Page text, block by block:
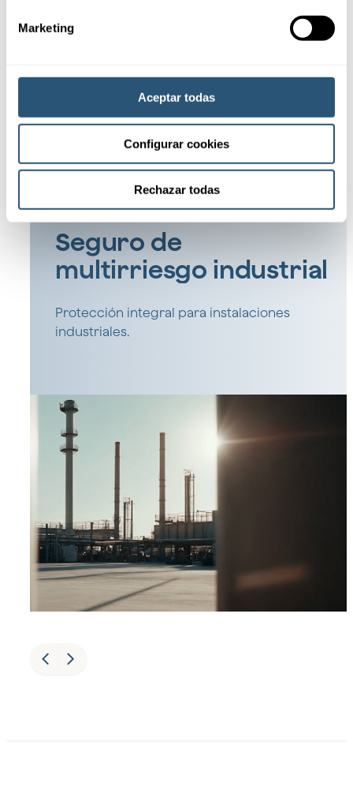
Marketing
Aceptar todas
Configurar cookies
Rechazar todas
Productos
especializados
Seguro de
multirriesgo industrial
Protección integral para instalaciones
industriales.